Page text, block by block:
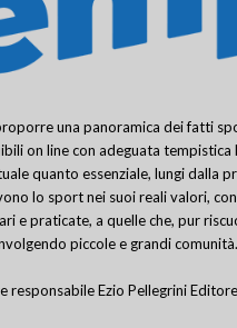
una panoramica dei fatti
on line con adeguata tempistica
quanto essenziale, lungi dalla
lo sport nei suoi reali valori,
e praticate, a quelle che, pur
piccole e grandi comunità.
Ezio Pellegrini